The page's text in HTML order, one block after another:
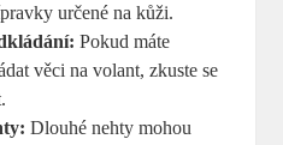
určené na kůži.
Pokud máte
věci na volant, zkuste se
Dlouhé nehty mohou